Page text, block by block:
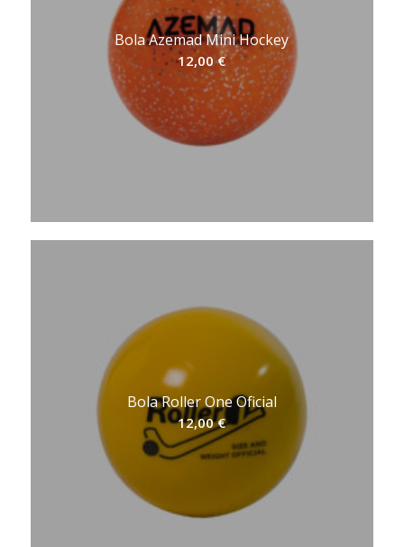
Bola Azemad Mini Hockey
12,00€
Bola Roller One Oficial
12,00€